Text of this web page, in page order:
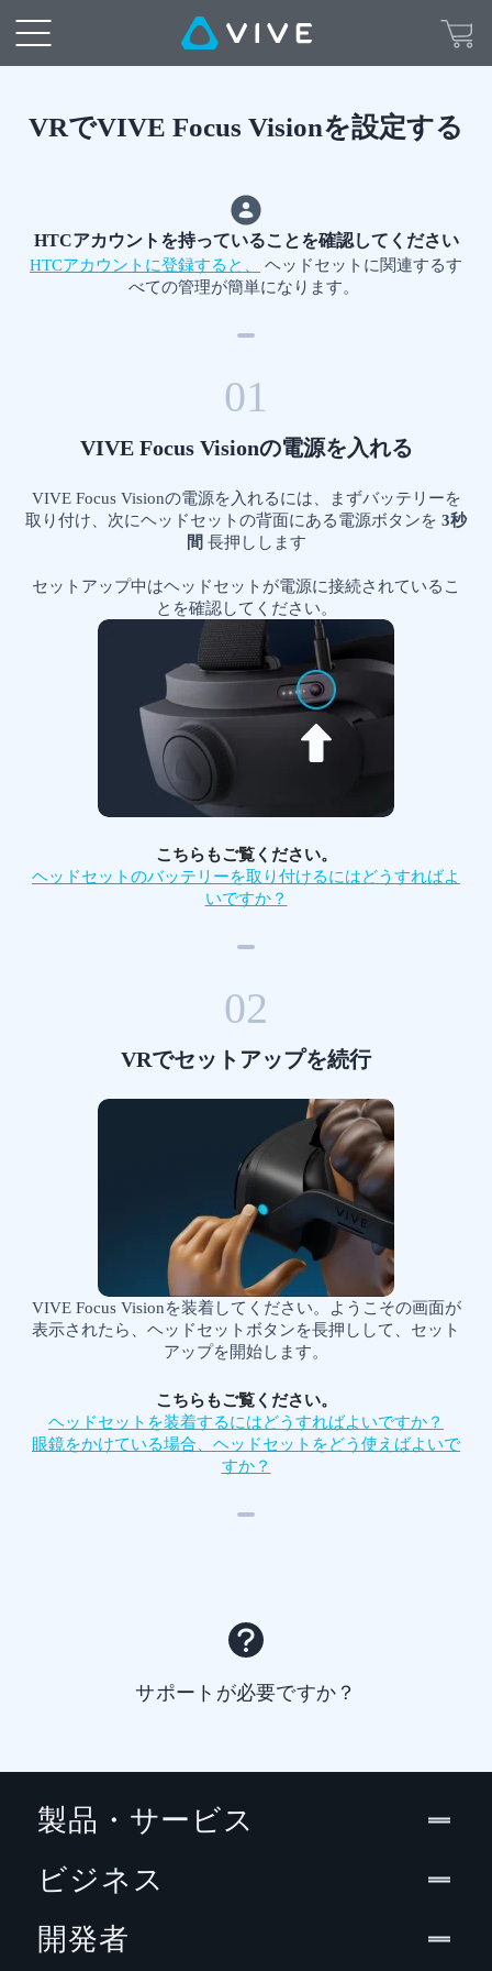
VR
で
VIVE
Vision
を
る
VRでVIVE Focus Visionを設定する
HTCアカウントを持っていることを確認してください
HTCアカウントに登録すると、
ヘッドセットに関連するす
べての管理が簡単になります。
01
VIVE Focus Visionの電源を入れる
VIVE Focus Visionの電源を入れるには、まずバッテリーを
取り付け、次にヘッドセットの背面にある電源ボタンを 3秒
間 長押しします
セットアップ中はヘッドセットが電源に接続されているこ
とを確認してください。
こちらもご覧ください。
ヘッドセットのバッテリーを取り付けるにはどうすればよ
いですか？
02
VRでセットアップを続行
VIVE Focus Visionを装着してください。ようこその画面が
表示されたら、ヘッドセットボタンを長押しして、セット
アップを開始します。
こちらもご覧ください。
ヘッドセットを装着するにはどうすればよいですか？
眼鏡をかけている場合、ヘッドセットをどう使えばよいで
すか？
サポートが必要ですか？
製品・サービス
ビジネス
開発者